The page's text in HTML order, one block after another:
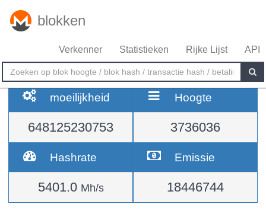
blokken
Verkenner Statistieken Rijke Lijst API
moeilijkheid
648125230753
Hoogte
3736036
Hashrate
5401.0 Mh/s
Emissie
18446744